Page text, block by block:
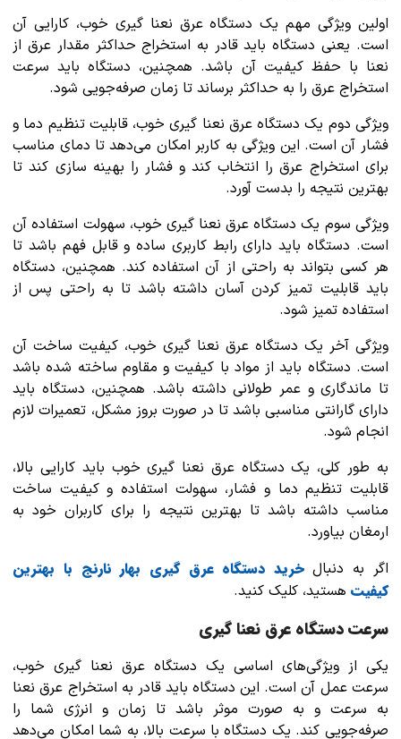
اولین ویژگی مهم یک دستگاه عرق نعنا گیری خوب، کارایی آن
است. یعنی دستگاه باید قادر به استخراج حداکثر مقدار عرق از
نعنا با حفظ کیفیت آن باشد. همچنین، دستگاه باید سرعت
استخراج عرق را به حداکثر برساند تا زمان صرفه‌جویی شود.
ویژگی دوم یک دستگاه عرق نعنا گیری خوب، قابلیت تنظیم دما و
فشار آن است. این ویژگی به کاربر امکان می‌دهد تا دمای مناسب
برای استخراج عرق را انتخاب کند و فشار را بهینه سازی کند تا
بهترین نتیجه را بدست آورد.
ویژگی سوم یک دستگاه عرق نعنا گیری خوب، سهولت استفاده آن
است. دستگاه باید دارای رابط کاربری ساده و قابل فهم باشد تا
هر کسی بتواند به راحتی از آن استفاده کند. همچنین، دستگاه
باید قابلیت تمیز کردن آسان داشته باشد تا به راحتی پس از
استفاده تمیز شود.
ویژگی آخر یک دستگاه عرق نعنا گیری خوب، کیفیت ساخت آن
است. دستگاه باید از مواد با کیفیت و مقاوم ساخته شده باشد
تا ماندگاری و عمر طولانی داشته باشد. همچنین، دستگاه باید
دارای گارانتی مناسبی باشد تا در صورت بروز مشکل، تعمیرات لازم
انجام شود.
به طور کلی، یک دستگاه عرق نعنا گیری خوب باید کارایی بالا،
قابلیت تنظیم دما و فشار، سهولت استفاده و کیفیت ساخت
مناسب داشته باشد تا بهترین نتیجه را برای کاربران خود به
ارمغان بیاورد.
اگر به دنبالخرید دستگاه عرق گیری بهار نارنج با بهترین
کیفیت هستید، کلیک کنید.
سرعت دستگاه عرق نعنا گیری
یکی از ویژگی‌های اساسی یک دستگاه عرق نعنا گیری خوب،
سرعت عمل آن است. این دستگاه باید قادر به استخراج عرق نعنا
به سرعت و به صورت موثر باشد تا زمان و انرژی شما را
صرفه‌جویی کند. یک دستگاه با سرعت بالا، به شما امکان می‌دهد